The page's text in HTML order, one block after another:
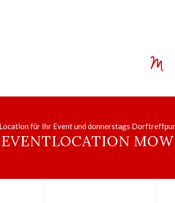
für Ihr Event und donnerstags
EVENTLOCATION